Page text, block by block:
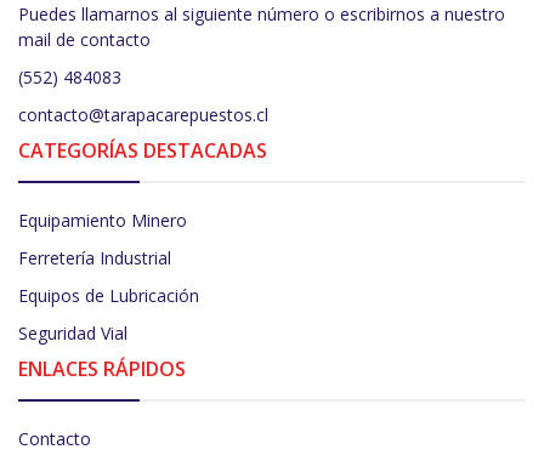
Puedes llamarnos al siguiente número o escribirnos a nuestro
mail de contacto
(552) 484083
contacto@tarapacarepuestos.cl
CATEGORÍAS DESTACADAS
Equipamiento Minero
Ferretería Industrial
Equipos de Lubricación
Seguridad Vial
ENLACES RÁPIDOS
Contacto